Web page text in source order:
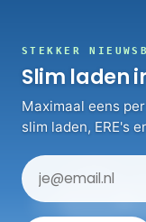
STEKKER
Slim laden
Maximaal eens
slim laden, ERE's